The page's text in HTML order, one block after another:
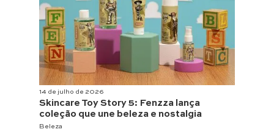
14 de julho de 2026
Skincare Toy Story 5: Fenzza lança
coleção que une beleza e nostalgia
Beleza